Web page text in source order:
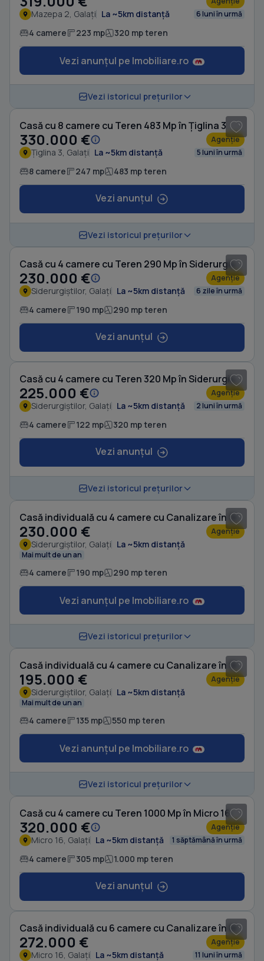
Mazepa 2, Galați La ~5km distanță 6 luni în urmă
4 camere 223 mp 320 mp teren
Vezi anunțul pe Imobiliare.ro
Vezi istoricul prețurilor
Casă cu 8 camere cu Teren 483 Mp în Țiglina 3
330.000 € Agenție
Țiglina 3, Galați La ~5km distanță 5 luni în urmă
8 camere 247 mp 483 mp teren
Vezi anunțul
Vezi istoricul prețurilor
Casă cu 4 camere cu Teren 290 Mp în Siderurgiștilor
230.000 € Agenție
Siderurgiștilor, Galați La ~5km distanță 6 zile în urmă
4 camere 190 mp 290 mp teren
Vezi anunțul
Casă cu 4 camere cu Teren 320 Mp în Siderurgiștilor
225.000 € Agenție
Siderurgiștilor, Galați La ~5km distanță 2 luni în urmă
4 camere 122 mp 320 mp teren
Vezi anunțul
Vezi istoricul prețurilor
Casă individuală cu 4 camere cu Canalizare în Siderurgiștilor
230.000 € Agenție
Siderurgiștilor, Galați La ~5km distanță
Mai mult de un an
4 camere 190 mp 290 mp teren
Vezi anunțul pe Imobiliare.ro
Vezi istoricul prețurilor
Casă individuală cu 4 camere cu Canalizare în Siderurgiștilor
195.000 € Agenție
Siderurgiștilor, Galați La ~5km distanță
Mai mult de un an
4 camere 135 mp 550 mp teren
Vezi anunțul pe Imobiliare.ro
Vezi istoricul prețurilor
Casă cu 4 camere cu Teren 1000 Mp în Micro 16
320.000 € Agenție
Micro 16, Galați La ~5km distanță 1 săptămână în urmă
4 camere 305 mp 1.000 mp teren
Vezi anunțul
Casă individuală cu 6 camere cu Canalizare în Micro 16
272.000 € Agenție
Micro 16, Galați La ~5km distanță 11 luni în urmă